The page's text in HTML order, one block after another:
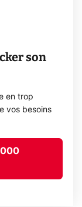
son
en trop
vos besoins